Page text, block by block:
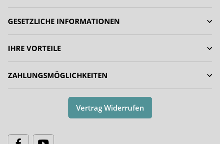
GESETZLICHE INFORMATIONEN
IHRE VORTEILE
ZAHLUNGSMÖGLICHKEITEN
Vertrag Widerrufen